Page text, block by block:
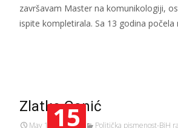
završavam Master na komunikologiji,
ispite kompletirala. Sa 13 godina počela
15
Zlatko Ganić
May 15, 2021
Politička pismenost-BiH